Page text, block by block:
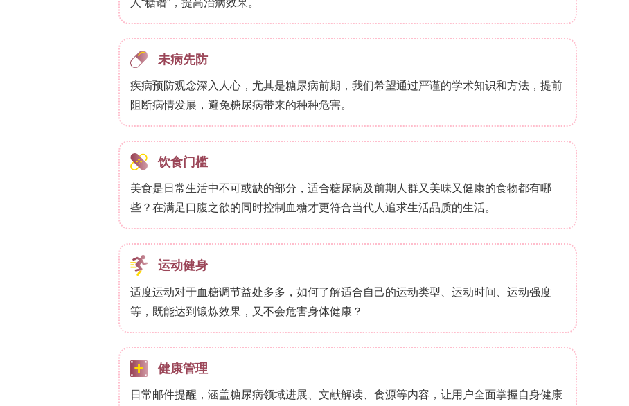
**CD19缺失加剧Ang II诱导的高血压**
通过流式细胞术发现，WT小鼠Ang II输注后，血液和腹腔中B1a细胞百分比显著降低，而B2
细胞在腹腔中增加。与WT相比，CD19?/?雄性小鼠在Ang II输注后收缩压和舒张压显著升高
（第13天平均收缩压升高32 mmHg，舒张压升高21 mmHg）；雌性小鼠中CD19缺失仅在第5
天引起短暂血压升高。
**CD19缺失加剧Ang II诱导的血管损伤**
肠系膜动脉环试验显示，CD19?/?小鼠Ang II诱导的内皮依赖性舒张功能受损更严重。组织学
检查发现，CD19缺失显著增加Ang II诱导的主动脉和肠系膜动脉管壁增厚及纤维化。实时定量
PCR显示，CD19?/?小鼠主动脉中IL-1β、IL-6、TGFβ和IFNγ等炎症基因表达升高；血清中
TNFα、IL-10、IL-6、IL-2和IFNγ水平也升高。
**CD19缺失增加Ang II诱导的免疫细胞积聚**
?/? + + +
显著增加。流式细胞术表明，CD19缺失后血液和脾脏中F4/80
单核/巨噬细胞和CD8
率升高。